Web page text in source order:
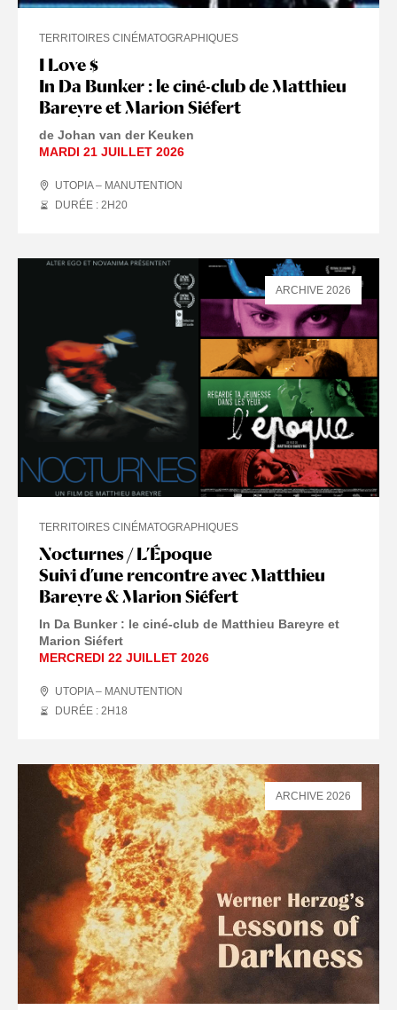
I Love $
In Da Bunker : le ciné-club de Matthieu
Bareyre et Marion Siéfert
TERRITOIRES CINÉMATOGRAPHIQUES
de Johan van der Keuken
MARDI 21 JUILLET 2026
UTOPIA – MANUTENTION
DURÉE : 2 H20
Nocturnes / L’Époque
Suivi d’une rencontre avec Matthieu
Bareyre & Marion Siéfert
TERRITOIRES CINÉMATOGRAPHIQUES
In Da Bunker : le ciné-club de Matthieu Bareyre et
Marion Siéfert
MERCREDI 22 JUILLET 2026
UTOPIA – MANUTENTION
DURÉE : 2 H 18
ARCHIVE 2026
ARCHIVE 2026